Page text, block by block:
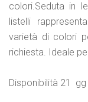
colori.Seduta in
listelli
varietà di colori
richiesta. Ideale
Disponibilità 21